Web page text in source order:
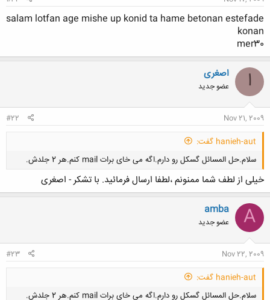
salam lotfan age mishe up konid ta hame betonan estefade
konan
mer30
ا اصغری
عضو جدید
Nov 21, 2009
#22
hanieh-aut گفت:
سلام.حل المسائل گسکل رو دارم.اگه می خای برات mail کنم.هر 2 جلدش.
خیلی از لطف شما ممنونم ،لطفا ارسال فرمائید. با تشکر - اصغری
A
amba
عضو جدید
Nov 22, 2009
#23
hanieh-aut گفت:
سلام.حل المسائل گسکل رو دارم.اگه می خای برات mail کنم.هر 2 جلدش.